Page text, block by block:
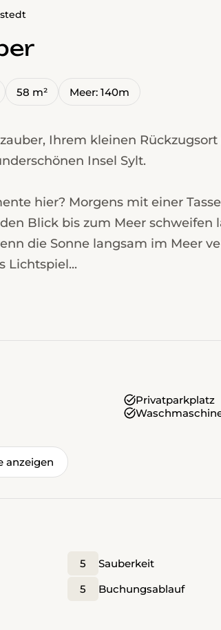
58 m² Meer: 140m
Ihrem kleinen
Insel Sylt.
hier? Morgens mit einer
Blick bis zum Meer schweifen
die Sonne langsam im Meer
Lichtspiel...
Privatparkplatz
anzeigen
5 Sauberkeit
5
Buchungsablauf